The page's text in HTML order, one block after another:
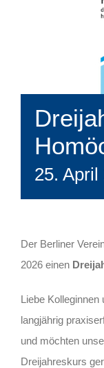
25. April
Der Berliner
2026 einen
Liebe Kolleginnen
langjährig
und möchten
Dreijahreskurs